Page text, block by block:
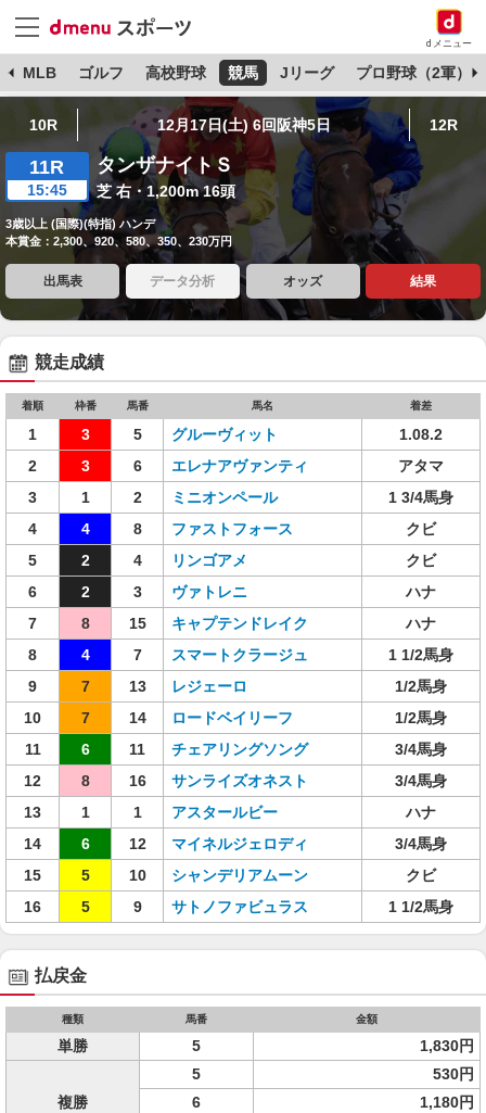
dメニュー
MLB ゴルフ 高校野球 競馬 Jリーグ プロ野球（2軍）
10R 12月17日(土) 6回阪神5日 12R
11R
15:45
タンザナイトＳ
芝 右・1,200m 16頭
3歳以上 (国際)(特指) ハンデ
本賞金：2,300、920、580、350、230万円
出馬表 データ分析 オッズ 結果
競走成績
着順 枠番 馬番 馬名 着差
1 3 5 グルーヴィット
1.08.2
2
3 6 エレナアヴァンティ
アタマ
3
1 2 ミニオンペール
1 3/4馬身
4
4 8 ファストフォース
クビ
5
2 4 リンゴアメ
クビ
6
2 3 ヴァトレニ
ハナ
7
8 15 キャプテンドレイク
ハナ
8
4 7 スマートクラージュ
1 1/2馬身
9
7 13 レジェーロ
1/2馬身
10
7 14 ロードベイリーフ
1/2馬身
11
6 11 チェアリングソング
3/4馬身
12
8 16 サンライズオネスト
3/4馬身
13
1 1 アスタールビー
ハナ
14
6 12 マイネルジェロディ
3/4馬身
15
5 10 シャンデリアムーン
クビ
16
5 9 サトノファビュラス 1 1/2馬身
払戻金
種類 馬番 金額
単勝 5 1,830円
複勝
5
530円
6
1,180円